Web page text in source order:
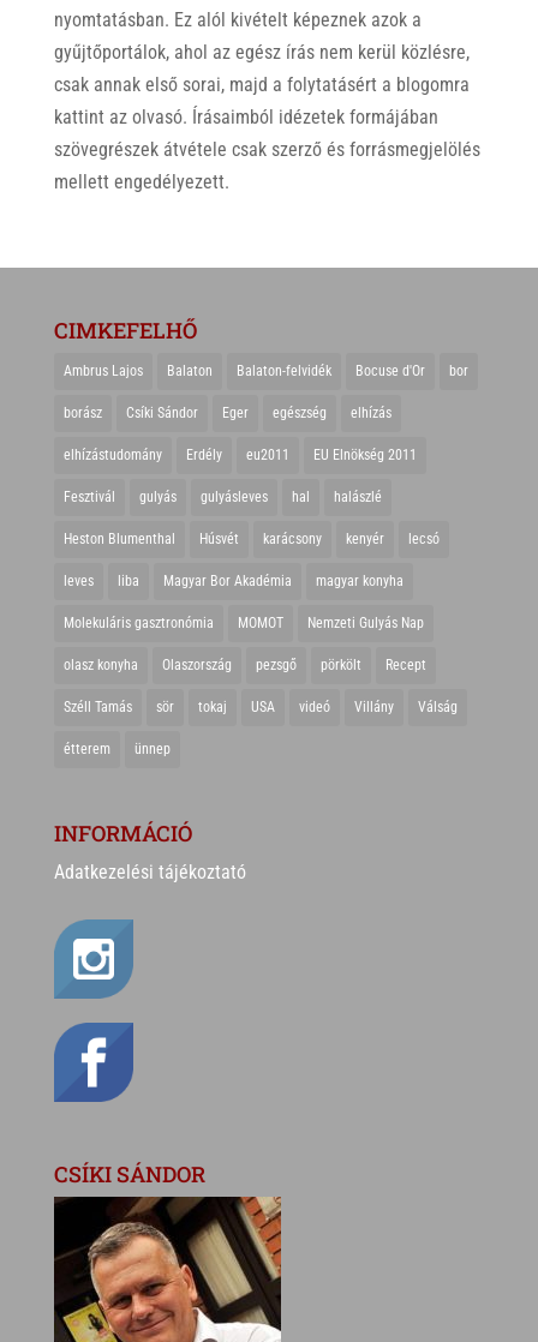
nyomtatásban. Ez alól kivételt képeznek azok a
gyűjtőportálok, ahol az egész írás nem kerül közlésre,
csak annak első sorai, majd a folytatásért a blogomra
kattint az olvasó. Írásaimból idézetek formájában
szövegrészek átvétele csak szerző és forrásmegjelölés
mellett engedélyezett.
CIMKEFELHŐ
Ambrus Lajos Balaton Balaton-felvidék Bocuse d'Or bor
borász Csíki Sándor Eger egészség elhízás
elhízástudomány Erdély eu2011 EU Elnökség 2011
Fesztivál gulyás gulyásleves hal halászlé
Heston Blumenthal Húsvét karácsony kenyér lecsó
leves liba Magyar Bor Akadémia magyar konyha
Molekuláris gasztronómia MOMOT Nemzeti Gulyás Nap
olasz konyha Olaszország pezsgő pörkölt Recept
Széll Tamás sör tokaj USA videó Villány Válság
étterem ünnep
INFORMÁCIÓ
Adatkezelési tájékoztató
CSÍKI SÁNDOR